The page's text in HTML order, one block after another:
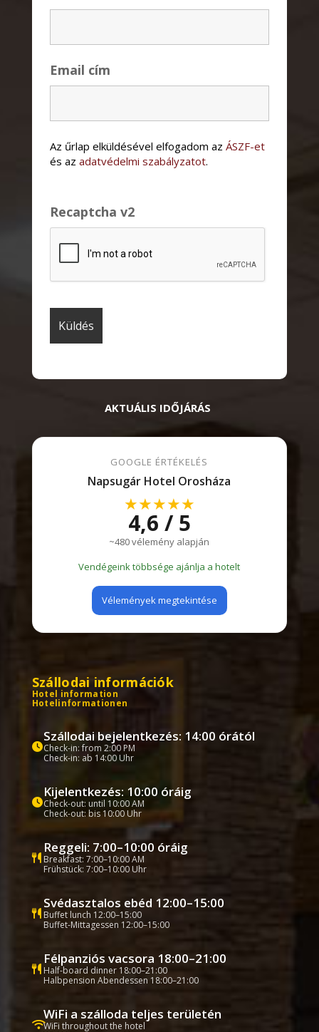
Email cím
Az űrlap elküldésével elfogadom az ÁSZF-et
és az adatvédelmi szabályzatot.
Recaptcha v2
AKTUÁLIS IDŐJÁRÁS
GOOGLE ÉRTÉKELÉS
Napsugár Hotel Orosháza
★★★★★
4,6 / 5
~480 vélemény alapján
Vendégeink többsége ajánlja a hotelt
Vélemények megtekintése
Szállodai információk
Hotel information
Hotelinformationen
Szállodai bejelentkezés: 14:00 órától
Check-in: from 2:00 PM
Check-in: ab 14:00 Uhr
Kijelentkezés: 10:00 óráig
Check-out: until 10:00 AM
Check-out: bis 10:00 Uhr
Reggeli: 7:00–10:00 óráig
Breakfast: 7:00–10:00 AM
Frühstück: 7:00–10:00 Uhr
Svédasztalos ebéd 12:00–15:00
Buffet lunch 12:00–15:00
Buffet-Mittagessen 12:00–15:00
Félpanziós vacsora 18:00–21:00
Half-board dinner 18:00–21:00
Halbpension Abendessen 18:00–21:00
WiFi a szálloda teljes területén
WiFi throughout the hotel